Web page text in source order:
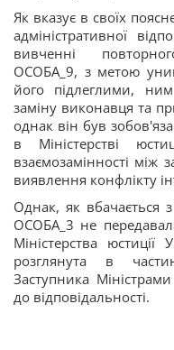
Як вказує в своїх
адміністративної
вивченні
ОСОБА_9, з метою
його підлеглими,
заміну виконавця та
однак він був
в Міністерстві
взаємозамінності між
виявлення конфлікту
Однак, як вбачається
ОСОБА_3 не
Міністерства
розглянута в
Заступника
до відповідальності.